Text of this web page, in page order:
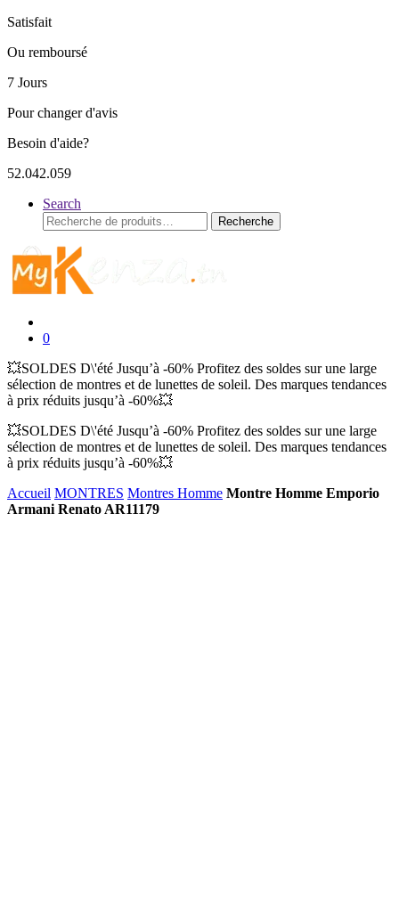
Satisfait
Ou remboursé
7 Jours
Pour changer d'avis
Besoin d'aide?
52.042.059
Search
Recherche
pour :
Recherche
0
💥SOLDES D\'été Jusqu’à -60% Profitez des soldes sur une large
sélection de montres et de lunettes de soleil. Des marques tendances
à prix réduits jusqu’à -60%💥
💥SOLDES D\'été Jusqu’à -60% Profitez des soldes sur une large
sélection de montres et de lunettes de soleil. Des marques tendances
à prix réduits jusqu’à -60%💥
Accueil MONTRES Montres Homme Montre Homme Emporio
Armani Renato AR11179